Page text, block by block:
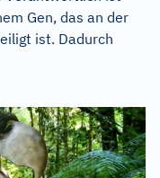
Gen, das an der
ist. Dadurch